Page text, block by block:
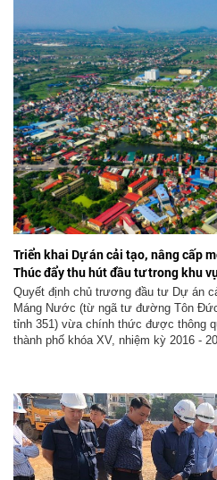
Triển khai Dự án cải tạo, nâng cấp
Thúc đẩy thu hút đầu tư trong khu
phía Tây thành phố
Quyết định chủ trương đầu tư Dự án
Máng Nước (từ ngã tư đường Tôn
tỉnh 351) vừa chính thức được thông
thành phố khóa XV, nhiệm kỳ 2016 -